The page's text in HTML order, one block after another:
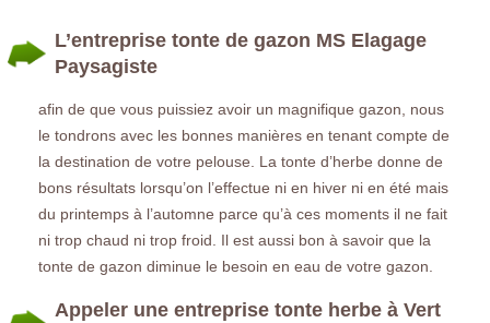
L’entreprise tonte de gazon MS Elagage
Paysagiste
afin de que vous puissiez avoir un magnifique gazon, nous
le tondrons avec les bonnes manières en tenant compte de
la destination de votre pelouse. La tonte d’herbe donne de
bons résultats lorsqu’on l’effectue ni en hiver ni en été mais
du printemps à l’automne parce qu’à ces moments il ne fait
ni trop chaud ni trop froid. Il est aussi bon à savoir que la
tonte de gazon diminue le besoin en eau de votre gazon.
Appeler une entreprise tonte herbe à Vert